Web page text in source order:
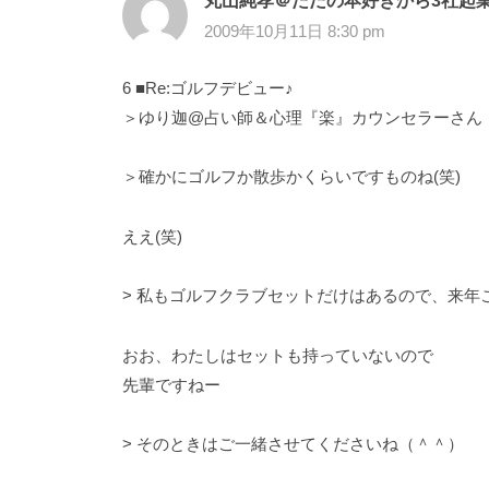
2009年10月11日 8:30 pm
6 ■Re:ゴルフデビュー♪
＞ゆり迦@占い師＆心理『楽』カウンセラーさん
＞確かにゴルフか散歩かくらいですものね(笑)
ええ(笑)
> 私もゴルフクラブセットだけはあるので、来年
おお、わたしはセットも持っていないので
先輩ですねー
> そのときはご一緒させてくださいね（＾＾）